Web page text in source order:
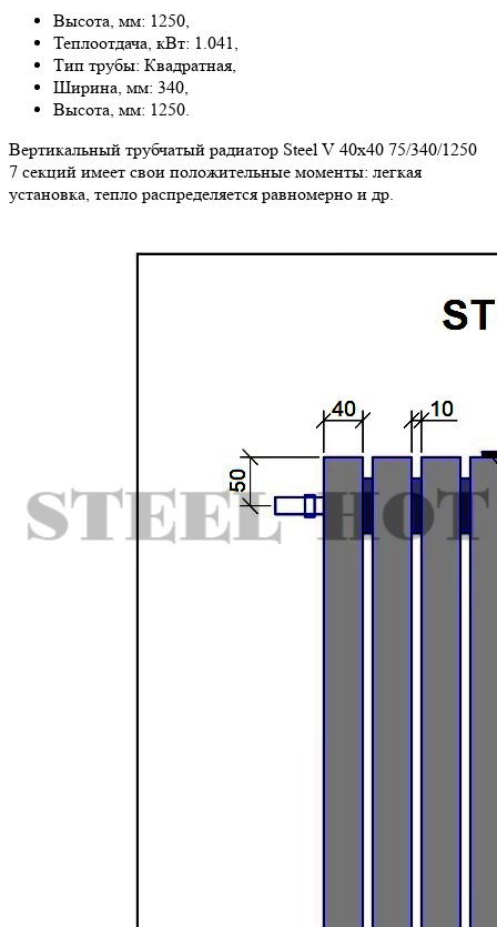
Высота, мм: 1250,
Теплоотдача, кВт: 1.041,
Тип трубы: Квадратная,
Ширина, мм: 340,
Высота, мм: 1250.
Вертикальный трубчатый радиатор Steel V 40х40 75/340/1250
7 секций имеет свои положительные моменты: легкая
установка, тепло распределяется равномерно и др.